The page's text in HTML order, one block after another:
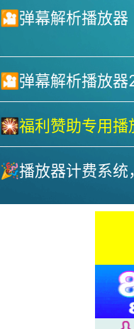
🎦弹幕解析播放器
🎦弹幕解析播放器2
🎇福利赞助专用播
🎉播放器计费系统